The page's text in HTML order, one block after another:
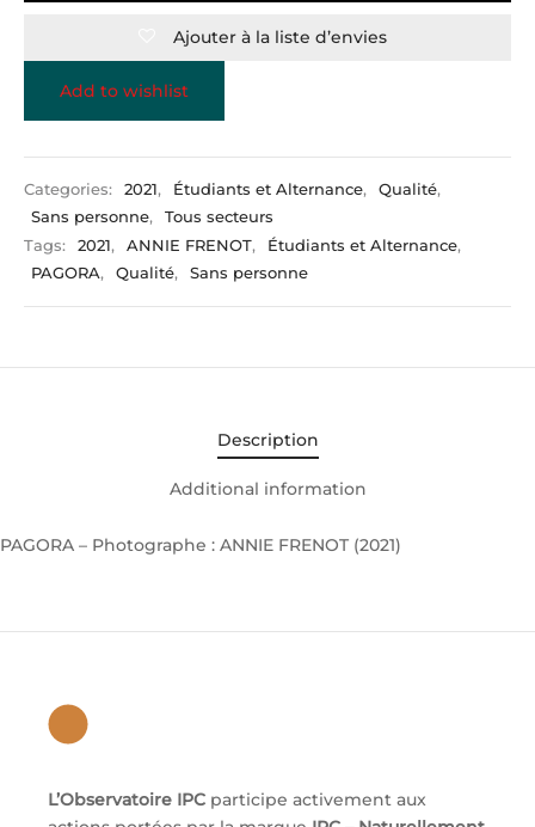
Ajouter à la liste d’envies
Add to wishlist
Categories: 2021, Étudiants et Alternance, Qualité,
Sans personne,
Tous secteurs
Tags:
2021, ANNIE FRENOT, Étudiants et Alternance,
PAGORA, Qualité, Sans personne
Description
Additional information
PAGORA – Photographe : ANNIE FRENOT (2021)
L’Observatoire IPC participe activement aux